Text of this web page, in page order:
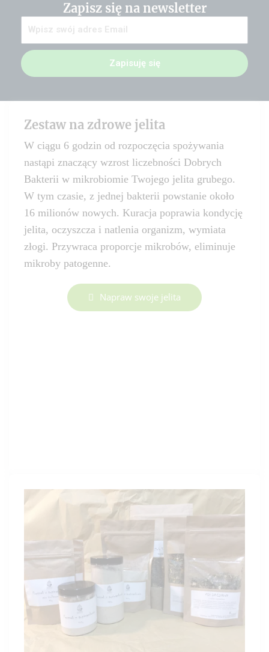
Zapisz się na newsletter
Zapisuję się
Zestaw na zdrowe jelita
W ciągu 6 godzin od rozpoczęcia spożywania
nastąpi znaczący wzrost liczebności Dobrych
Bakterii w mikrobiomie Twojego jelita grubego.
W tym czasie, z jednej bakterii powstanie około
16 milionów nowych. Kuracja poprawia kondycję
jelita, oczyszcza i natlenia organizm, wymiata
złogi. Przywraca proporcje mikrobów, eliminuje
mikroby patogenne.
Napraw swoje jelita